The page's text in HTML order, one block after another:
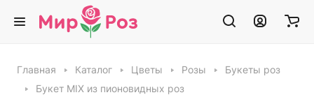
Главная Каталог Цветы Розы
Букеты роз
Букет MIX из пионовидных роз